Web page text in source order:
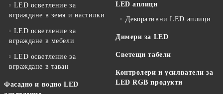
LED осветление за
вграждане в земя и настилки
LED осветление за
вграждане в мебели
LED осветление за
вграждане в таван
Фасадно и водно LED
LED аплици
Декоративни LED аплици
Димери за LED
Светещи табели
Контролери и усилватели за
LED RGB продукти